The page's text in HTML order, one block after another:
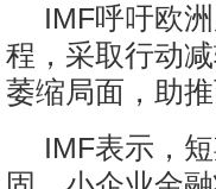
IMF呼吁欧
程，采取行动
萎缩局面，助
IMF表示，